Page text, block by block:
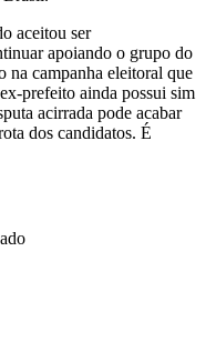
aceitou ser
apoiando o grupo do
na campanha eleitoral que
prefeito ainda possui sim
acirrada pode acabar
dos candidatos. É